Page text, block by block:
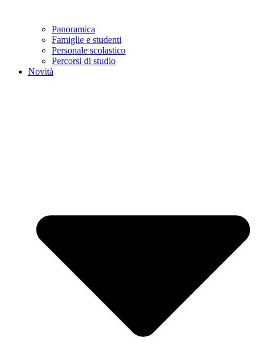
Panoramica
Famiglie e studenti
Personale scolastico
Percorsi di studio
Novità